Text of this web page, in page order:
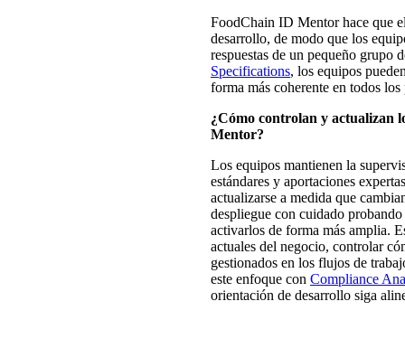
FoodChain ID Mentor hace que
desarrollo, de modo que los
respuestas de un pequeño grupo
Specifications, los equipos
forma más coherente en todos
¿Cómo controlan y actualizan
Mentor?
Los equipos mantienen la
estándares y aportaciones
actualizarse a medida que
despliegue con cuidado
activarlos de forma más amplia.
actuales del negocio, controlar
gestionados en los flujos de
este enfoque con Compliance
orientación de desarrollo siga